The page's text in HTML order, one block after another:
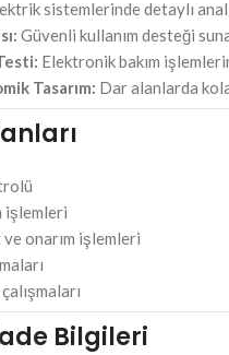
sistemlerinde detaylı
Güvenli kullanım desteği
Elektronik bakım
Tasarım: Dar alanlarda
işlemleri
onarım işlemleri
Bilgileri